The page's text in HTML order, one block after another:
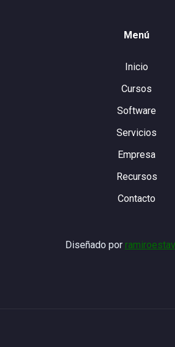
Menú
Inicio
Cursos
Software
Servicios
Empresa
Recursos
Contacto
Diseñado por